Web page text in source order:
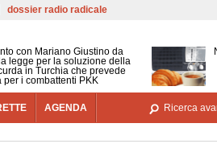
Salta al contenuto principale
dossier radio radicale
con Mariano Giustino da
legge per la soluzione della
in Turchia che prevede
per i combattenti PKK
AGENDA Ricerca